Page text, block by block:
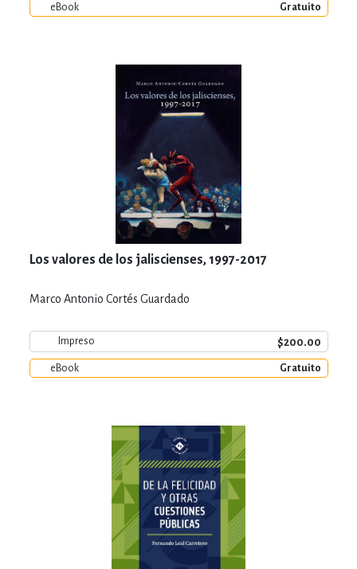
eBook Gratuito
Los valores de los jaliscienses, 1997-2017
Marco Antonio Cortés Guardado
Impreso $200.00
eBook Gratuito